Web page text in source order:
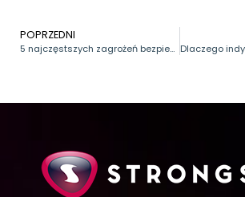
POPRZEDNI
5 najczęstszych zagrożeń bezpieczeństwa IT w firmach i jak się przed nimi chronić